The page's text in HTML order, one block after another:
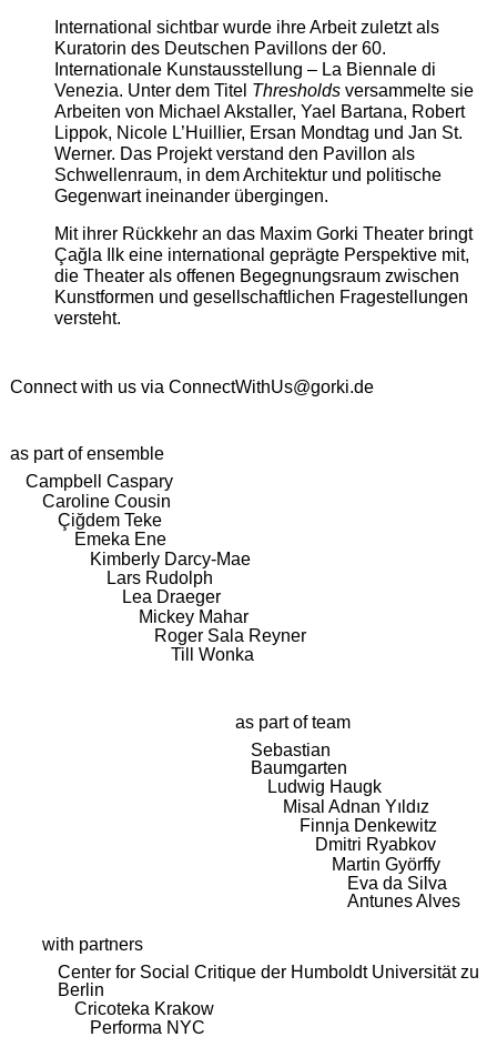
International sichtbar wurde ihre Arbeit zuletzt als
Kuratorin des Deutschen Pavillons der 60.
Internationale Kunstausstellung – La Biennale di
Venezia. Unter dem Titel Thresholdsversammelte sie
Arbeiten von Michael Akstaller, Yael Bartana, Robert
Lippok, Nicole L’Huillier, Ersan Mondtag und Jan St.
Werner. Das Projekt verstand den Pavillon als
Schwellenraum, in dem Architektur und politische
Gegenwart ineinander übergingen.
Mit ihrer Rückkehr an das Maxim Gorki Theater bringt
Çağla Ilk eine international geprägte Perspektive mit,
die Theater als offenen Begegnungsraum zwischen
Kunstformen und gesellschaftlichen Fragestellungen
versteht.
Connect with us via ConnectWithUs@gorki.de
as part of ensemble
Campbell Caspary
Caroline Cousin
Çiğdem Teke
Emeka Ene
Kimberly Darcy-Mae
Lars Rudolph
Lea Draeger
Mickey Mahar
Roger Sala Reyner
Till Wonka
as part of team
Sebastian
Baumgarten
Ludwig Haugk
Misal Adnan Yıldız
Finnja Denkewitz
Dmitri Ryabkov
Martin Györffy
Eva da Silva
Antunes Alves
with partners
Center for Social Critique der Humboldt Universität zu
Berlin
Cricoteka Krakow
Performa NYC